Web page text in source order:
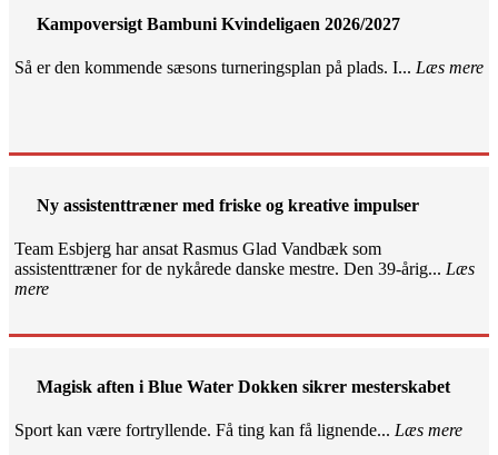
Kampoversigt Bambuni Kvindeligaen 2026/2027
Så er den kommende sæsons turneringsplan på plads. I... Læs mere
Ny assistenttræner med friske og kreative impulser
Team Esbjerg har ansat Rasmus Glad Vandbæk som
assistenttræner for de nykårede danske mestre. Den 39-årig... Læs
mere
Magisk aften i Blue Water Dokken sikrer mesterskabet
Sport kan være fortryllende. Få ting kan få lignende... Læs mere